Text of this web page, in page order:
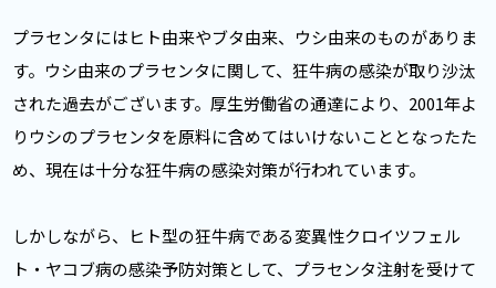
プラセンタにはヒト由来やブタ由来、ウシ由来のものがありま
す。ウシ由来のプラセンタに関して、狂牛病の感染が取り沙汰
された過去がございます。厚生労働省の通達により、2001年よ
りウシのプラセンタを原料に含めてはいけないこととなったた
め、現在は十分な狂牛病の感染対策が行われています。
しかしながら、ヒト型の狂牛病である変異性クロイツフェル
ト・ヤコブ病の感染予防対策として、プラセンタ注射を受けて